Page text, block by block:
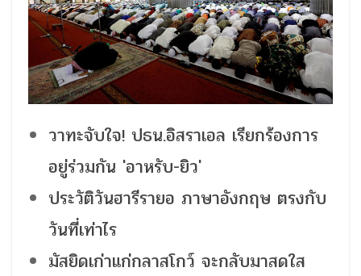
วาทะจับใจ! ปธน.อิสราเอล เรียกร้องการ
อยู่ร่วมกัน 'อาหรับ-ยิว'
ประวัติวันฮารีรายอ ภาษาอังกฤษ ตรงกับ
วันที่เท่าไร
มัสยิดเก่าแก่กลาสโกว์ จะกลับมาสดใส